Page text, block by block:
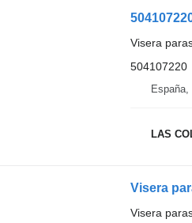
Visera
504107220
España,
LAS
Visera
Visera